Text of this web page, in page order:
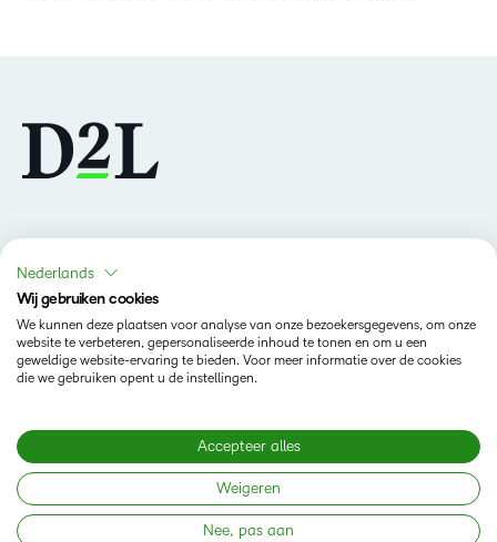
Brightspace
Diensten en ondersteuning
Oplossingen
Investor Relations
Nederlands
Wij gebruiken cookies
We kunnen deze plaatsen voor analyse van onze bezoekersgegevens, om onze
website te verbeteren, gepersonaliseerde inhoud te tonen en om u een
geweldige website-ervaring te bieden. Voor meer informatie over de cookies
die we gebruiken opent u de instellingen.
Accepteer alles
Weigeren
Nee, pas aan